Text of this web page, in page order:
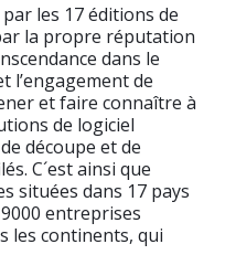
les 17 éditions de
la propre réputation
dans le
l’engagement de
et faire connaître à
de logiciel
découpe et de
C´est ainsi que
situées dans 17 pays
entreprises
les continents, qui